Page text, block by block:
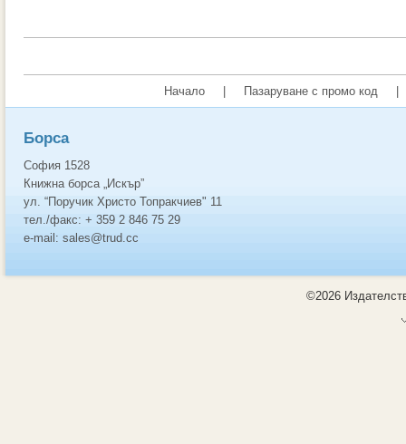
Начало Пазаруване с промо код
Борса
София 1528
Книжна борса „Искър”
ул. “Поручик Христо Топракчиев" 11
тел./факс: + 359 2 846 75 29
e-mail: sales@trud.cc
©2026